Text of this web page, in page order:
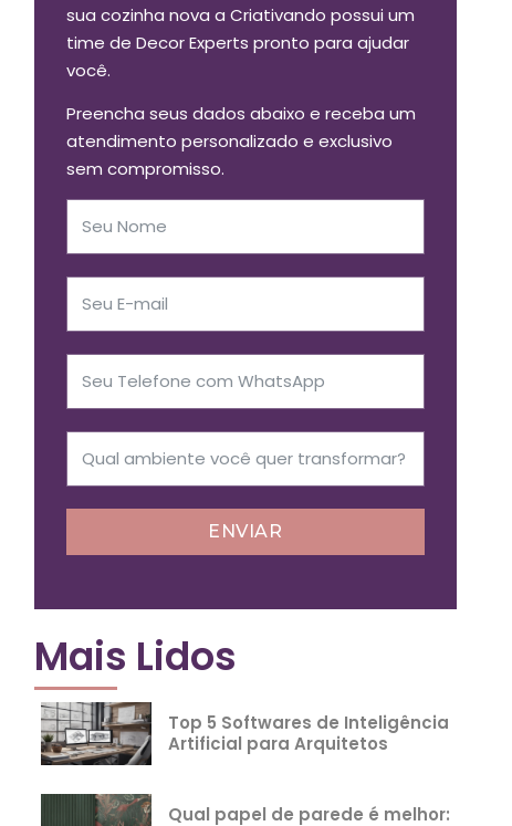
sua cozinha nova a Criativando possui um
time de Decor Experts pronto para ajudar
você.
Preencha seus dados abaixo e receba um
atendimento personalizado e exclusivo
sem compromisso.
ENVIAR
Mais Lidos
Top 5 Softwares de Inteligência
Artificial para Arquitetos
Qual papel de parede é melhor: